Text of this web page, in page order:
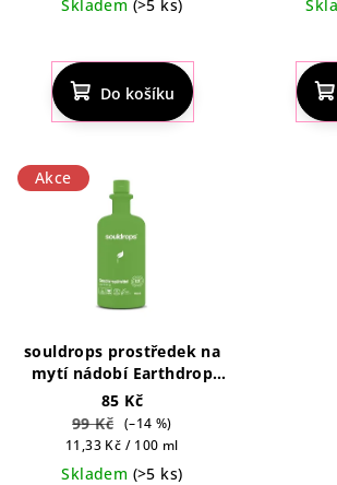
Skladem (>5 ks)
Do košíku
Akce
souldrops prostředek na
mytí nádobí Earthdrop
750 ml
85 Kč
99 Kč (–14 %)
Měrná
cena:
11,33 Kč / 100 ml
Skladem (>5 ks)